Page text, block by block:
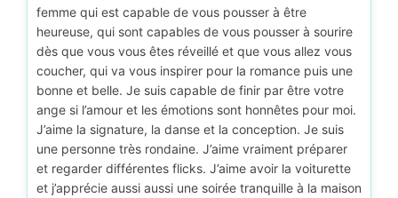
femme qui est capable de vous pousser à être
heureuse, qui sont capables de vous pousser à sourire
dès que vous vous êtes réveillé et que vous allez vous
coucher, qui va vous inspirer pour la romance puis une
bonne et belle. Je suis capable de finir par être votre
ange si l’amour et les émotions sont honnêtes pour moi.
J’aime la signature, la danse et la conception. Je suis
une personne très rondaine. J’aime vraiment préparer
et regarder différentes flicks. J’aime avoir la voiturette
et j’apprécie aussi aussi une soirée tranquille à la maison